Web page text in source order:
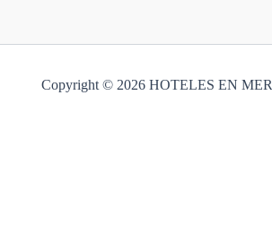
Copyright © 2026 HOTELES EN